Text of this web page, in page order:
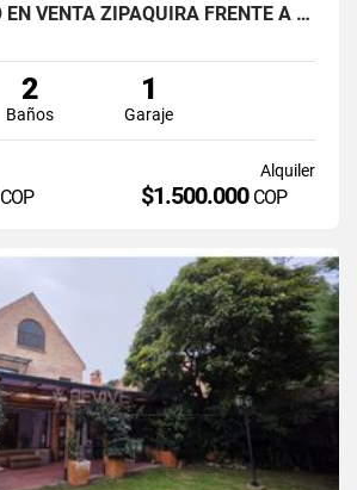
APARTAMENTO EN VENTA ZIPAQUIRÁ FRENTE A LA UNIMINUTO
2
Baños
1
Garaje
COP
Alquiler
$1.500.000 COP